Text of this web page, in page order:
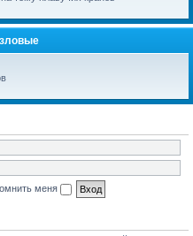
меня